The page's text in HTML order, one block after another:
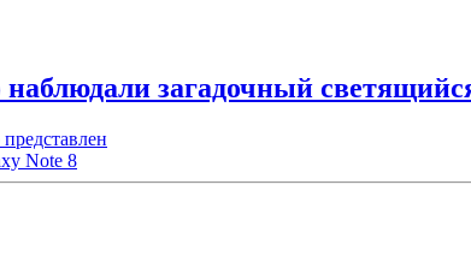
загадочный
Note 8